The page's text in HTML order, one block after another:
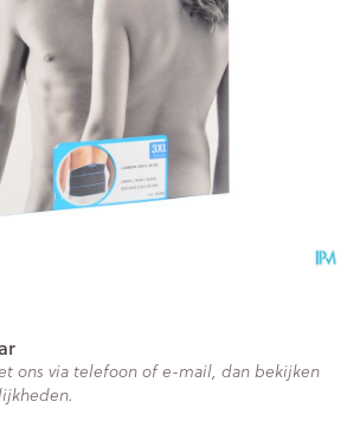
ons via telefoon of e-mail, dan bekijken